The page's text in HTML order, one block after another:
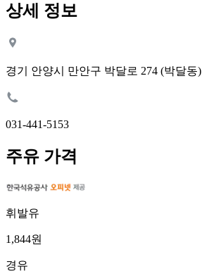
상세 정보
경기 안양시 만안구 박달로 274 (박달동)
031-441-5153
주유 가격
휘발유
1,844원
경유